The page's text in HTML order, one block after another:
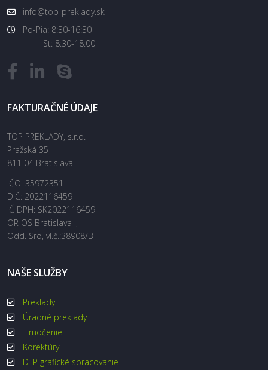
info@top-preklady.sk
Po-Pia: 8:30-16:30
St: 8:30-18:00
FAKTURAČNÉ ÚDAJE
TOP PREKLADY, s.r.o.
Pražská 35
811 04 Bratislava
IČO: 35972351
DIČ: 2022116459
IČ DPH: SK2022116459
OR OS Bratislava I,
Odd. Sro, vl.č.:38908/B
NAŠE SLUŽBY
Preklady
Úradné preklady
Tlmočenie
Korektúry
DTP grafické spracovanie